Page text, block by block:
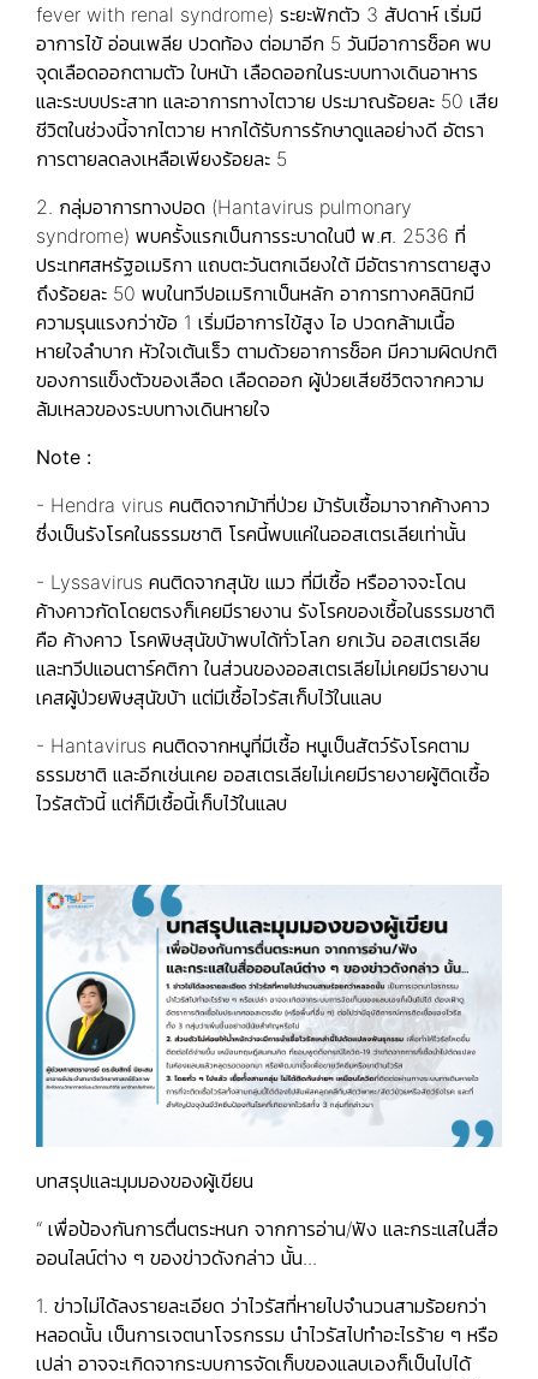
fever with renal syndrome) ระยะฟักตัว 3 สัปดาห์ เริ่มมี
อาการไข้ อ่อนเพลีย ปวดท้อง ต่อมาอีก 5 วันมีอาการช็อค พบ
จุดเลือดออกตามตัว ใบหน้า เลือดออกในระบบทางเดินอาหาร
และระบบประสาท และอาการทางไตวาย ประมาณร้อยละ 50 เสีย
ชีวิตในช่วงนี้จากไตวาย หากได้รับการรักษาดูแลอย่างดี อัตรา
การตายลดลงเหลือเพียงร้อยละ 5
2. กลุ่มอาการทางปอด (Hantavirus pulmonary
syndrome) พบครั้งแรกเป็นการระบาดในปี พ.ศ. 2536 ที่
ประเทศสหรัฐอเมริกา แถบตะวันตกเฉียงใต้ มีอัตราการตายสูง
ถึงร้อยละ 50 พบในทวีปอเมริกาเป็นหลัก อาการทางคลินิกมี
ความรุนแรงกว่าข้อ 1 เริ่มมีอาการไข้สูง ไอ ปวดกล้ามเนื้อ
หายใจลำบาก หัวใจเต้นเร็ว ตามด้วยอาการช็อค มีความผิดปกติ
ของการแข็งตัวของเลือด เลือดออก ผู้ป่วยเสียชีวิตจากความ
ล้มเหลวของระบบทางเดินหายใจ
Note :
- Hendra virus คนติดจากม้าที่ป่วย ม้ารับเชื้อมาจากค้างคาว
ซึ่งเป็นรังโรคในธรรมชาติ โรคนี้พบแค่ในออสเตรเลียเท่านั้น
- Lyssavirus คนติดจากสุนัข แมว ที่มีเชื้อ หรืออาจจะโดน
ค้างคาวกัดโดยตรงก็เคยมีรายงาน รังโรคของเชื้อในธรรมชาติ
คือ ค้างคาว โรคพิษสุนัขบ้าพบได้ทั่วโลก ยกเว้น ออสเตรเลีย
และทวีปแอนตาร์คติกา ในส่วนของออสเตรเลียไม่เคยมีรายงาน
เคสผู้ป่วยพิษสุนัขบ้า แต่มีเชื้อไวรัสเก็บไว้ในแลบ
- Hantavirus คนติดจากหนูที่มีเชื้อ หนูเป็นสัตว์รังโรคตาม
ธรรมชาติ และอีกเช่นเคย ออสเตรเลียไม่เคยมีรายงายผู้ติดเชื้อ
ไวรัสตัวนี้ แต่ก็มีเชื้อนี้เก็บไว้ในแลบ
บทสรุปและมุมมองของผู้เขียน
“ เพื่อป้องกันการตื่นตระหนก จากการอ่าน/ฟัง และกระแสในสื่อ
ออนไลน์ต่าง ๆ ของข่าวดังกล่าว นั้น...
1. ข่าวไม่ได้ลงรายละเอียด ว่าไวรัสที่หายไปจำนวนสามร้อยกว่า
หลอดนั้น เป็นการเจตนาโจรกรรม นำไวรัสไปทำอะไรร้าย ๆ หรือ
เปล่า อาจจะเกิดจากระบบการจัดเก็บของแลบเองก็เป็นไปได้